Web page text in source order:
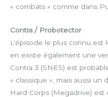
« combats » comme dans
Contra / Probotector
L’épisode le plus connu est
en existe également une
Contra 3 (SNES) est
« classique », mais aussi un
Hard Corps (Megadrive)